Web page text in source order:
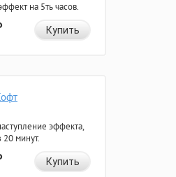
на 5ть часов.
Купить
эффекта,
минут.
Купить